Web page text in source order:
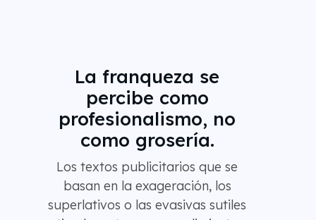
La franqueza se
percibe como
profesionalismo, no
como grosería.
Los textos publicitarios que se
basan en la exageración, los
superlativos o las evasivas sutiles